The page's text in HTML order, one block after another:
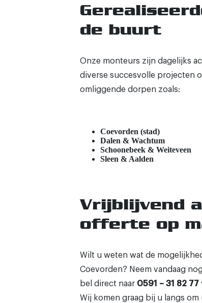
de buurt
Onze monteurs zijn dagelijks
diverse succesvolle projecten
omliggende dorpen zoals:
Coevorden (stad)
Dalen & Wachtum
Schoonebeek & Weiteveen
Sleen & Aalden
Vrijblijvend
offerte op
Wilt u weten wat de
Coevorden? Neem vandaag
bel direct naar 0591 – 31 82 77
Wij komen graag bij u langs